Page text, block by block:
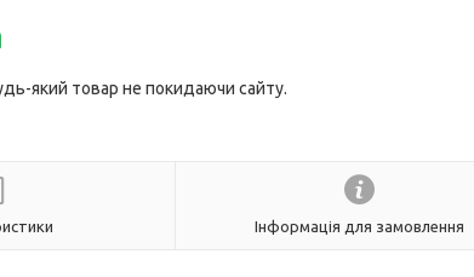
який товар не покидаючи сайту.
Інформація для замовлення